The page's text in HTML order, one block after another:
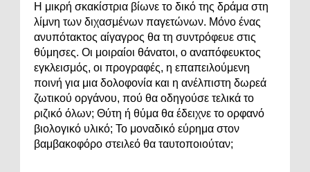
Η μικρή σκακίστρια βίωνε το δικό της δράμα στη
λίμνη των διχασμένων παγετώνων. Μόνο ένας
ανυπότακτος αίγαγρος θα τη συντρόφευε στις
θύμησες. Οι μοιραίοι θάνατοι, ο αναπόφευκτος
εγκλεισμός, οι προγραφές, η επαπειλούμενη
ποινή για μια δολοφονία και η ανέλπιστη δωρεά
ζωτικού οργάνου, πού θα οδηγούσε τελικά το
ριζικό όλων; Θύτη ή θύμα θα έδειχνε το ορφανό
βιολογικό υλικό; Το μοναδικό εύρημα στον
βαμβακοφόρο στειλεό θα ταυτοποιούταν;